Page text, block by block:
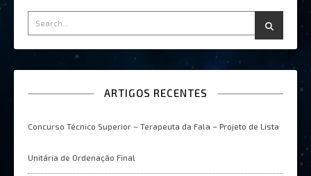
ARTIGOS RECENTES
Concurso Técnico Superior – Terapeuta da Fala – Projeto de Lista
Unitária de Ordenação Final